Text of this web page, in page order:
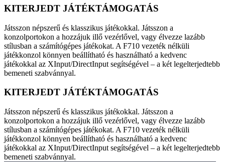
KITERJEDT JÁTÉKTÁMOGATÁS
Játsszon népszerű és klasszikus játékokkal. Játsszon a
konzolportokon a hozzájuk illő vezérlővel, vagy élvezze lazább
stílusban a számítógépes játékokat. A F710 vezeték nélküli
játékkonzol könnyen beállítható és használható a kedvenc
játékokkal az XInput/DirectInput segítségével – a két legelterjedtebb
bemeneti szabvánnyal.
KITERJEDT JÁTÉKTÁMOGATÁS
Játsszon népszerű és klasszikus játékokkal. Játsszon a
konzolportokon a hozzájuk illő vezérlővel, vagy élvezze lazább
stílusban a számítógépes játékokat. A F710 vezeték nélküli
játékkonzol könnyen beállítható és használható a kedvenc
játékokkal az XInput/DirectInput segítségével – a két legelterjedtebb
bemeneti szabvánnyal.